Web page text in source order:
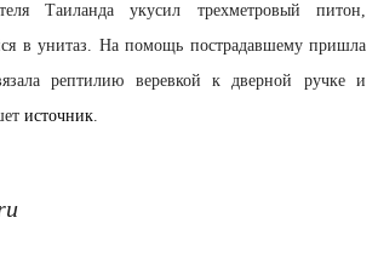
Таиланда укусил трехметровый питон,
в унитаз. На помощь пострадавшему пришла
рептилию веревкой к дверной ручке и
источник.